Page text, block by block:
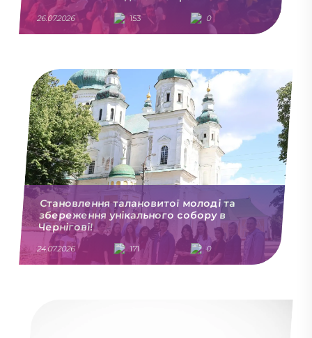
26.07.2026 153 0
Становлення талановитої молоді та
збереження унікального собору в
Чернігові!
24.07.2026 171 0